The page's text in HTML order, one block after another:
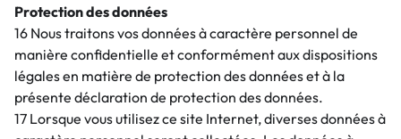
Protection des données
16 Nous traitons vos données à caractère personnel de
manière confidentielle et conformément aux dispositions
légales en matière de protection des données et à la
présente déclaration de protection des données.
17 Lorsque vous utilisez ce site Internet, diverses données à